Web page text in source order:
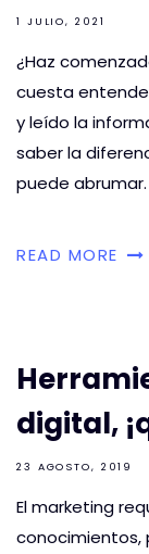
1 JULIO, 2021
¿Haz
cuesta
y leído la
saber la
puede
READ MORE
digital,
23 AGOSTO, 2019
El marketing
conocimientos,